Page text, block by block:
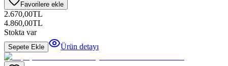
Favorilere ekle
2.670,00TL
4.860,00TL
Stokta var
Sepete Ekle Ürün detayı